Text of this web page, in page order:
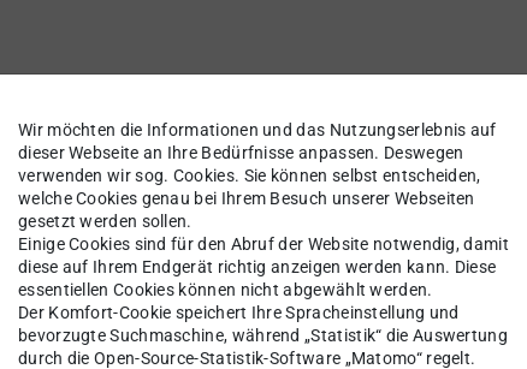
Dr.-Ing.Karl Hoffmann †
Wir möchten die Informationen und das Nutzungserlebnis auf
dieser Webseite an Ihre Bedürfnisse anpassen. Deswegen
verwenden wir sog. Cookies. Sie können selbst entscheiden,
welche Cookies genau bei Ihrem Besuch unserer Webseiten
gesetzt werden sollen.
Einige Cookies sind für den Abruf der Website notwendig, damit
diese auf Ihrem Endgerät richtig anzeigen werden kann. Diese
essentiellen Cookies können nicht abgewählt werden.
Der Komfort-Cookie speichert Ihre Spracheinstellung und
bevorzugte Suchmaschine, während „Statistik“ die Auswertung
durch die Open-Source-Statistik-Software „Matomo“ regelt.